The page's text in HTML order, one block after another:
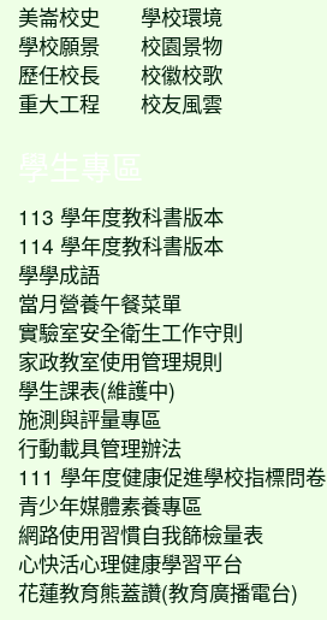
美崙校史
學校環境
學校願景
校園景物
歷任校長
校徽校歌
重大工程
校友風雲
學生專區
113 學年度教科書版本
114 學年度教科書版本
學學成語
當月營養午餐菜單
實驗室安全衛生工作守則
家政教室使用管理規則
學生課表(維護中)
施測與評量專區
行動載具管理辦法
111 學年度健康促進學校指標問卷
青少年媒體素養專區
網路使用習慣自我篩檢量表
心快活心理健康學習平台
花蓮教育熊蓋讚(教育廣播電台)